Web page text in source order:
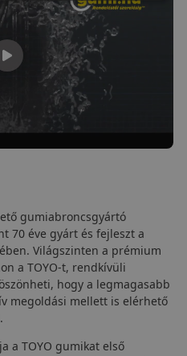
gumiabroncsgyártó
70 éve gyárt és fejleszt a
Világszinten a prémium
a TOYO-t, rendkívüli
hogy a legmagasabb
megoldási mellett is elérhető
a TOYO gumikat első